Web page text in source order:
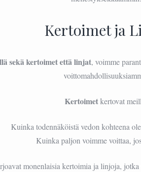
Kertoimet ja
sekä kertoimet että linjat, voimme
Kertoimetkertovat
Kuinka todennäköistä vedon kohteena
Kuinka paljon voimme voittaa,
monenlaisia kertoimia ja linjoja,